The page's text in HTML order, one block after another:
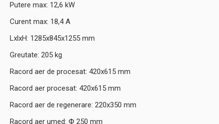
Putere max: 12,6 kW
Curent max: 18,4 A
LxlxH: 1285x845x1255 mm
Greutate: 205 kg
Racord aer de procesat: 420x615 mm
Racord aer procesat: 420x615 mm
Racord aer de regenerare: 220x350 mm
Racord aer umed: Փ 250 mm